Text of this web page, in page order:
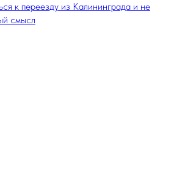
к переезду из Калининграда и не
смысл